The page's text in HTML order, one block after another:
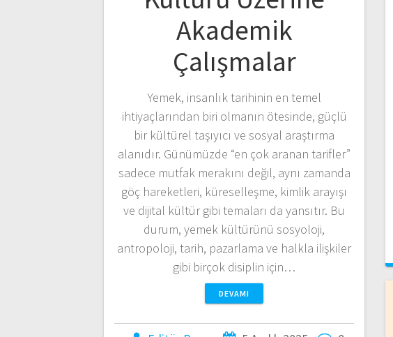
Akademik
Çalışmalar
Yemek, insanlık tarihinin en temel
ihtiyaçlarından biri olmanın ötesinde, güçlü
bir kültürel taşıyıcı ve sosyal araştırma
alanıdır. Günümüzde “en çok aranan tarifler”
sadece mutfak merakını değil, aynı zamanda
göç hareketleri, küreselleşme, kimlik arayışı
ve dijital kültür gibi temaları da yansıtır. Bu
durum, yemek kültürünü sosyoloji,
antropoloji, tarih, pazarlama ve halkla ilişkiler
gibi birçok disiplin için…
DEVAMI